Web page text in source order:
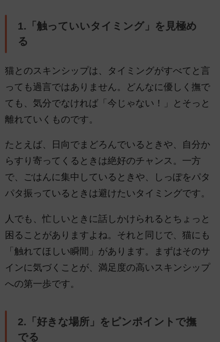
1.「触っていいタイミング」を見極め
る
猫とのスキンシップは、タイミングがすべてと言
っても過言ではありません。どんなに優しく撫で
ても、気分でなければ「今じゃない！」とそっと
離れていくものです。
たとえば、日向でまどろんでいるときや、自分か
らすり寄ってくるときは絶好のチャンス。一方
で、ごはんに集中しているときや、しっぽをパタ
パタ振っているときは避けたいタイミングです。
人でも、忙しいときに話しかけられるとちょっと
困ることがありますよね。それと同じで、猫にも
「触れてほしい瞬間」があります。まずはそのサ
インに気づくことが、満足度の高いスキンシップ
への第一歩です。
2.「好きな場所」をピンポイントで撫
でる